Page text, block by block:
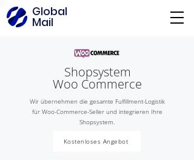
Global
Mail
Shopsystem
Woo Commerce
Wir übernehmen die gesamte Fulfillment-Logistik
für Woo-Commerce-Seller und integrieren Ihre
Shopsystem.
Kostenloses Angebot